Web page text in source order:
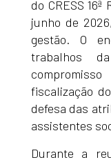
do CRESS
junho de
gestão. O
trabalhos
fiscalização
defesa das
assistentes
Durante a